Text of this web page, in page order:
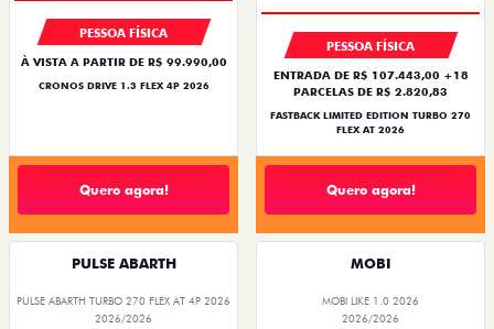
PESSOA FÍSICA
À VISTA A PARTIR DE R$ 99.990,00
CRONOS DRIVE 1.3 FLEX 4P 2026
Quero agora!
PESSOA FÍSICA
ENTRADA DE R$ 107.443,00 +18
PARCELAS DE R$ 2.820,83
FASTBACK LIMITED EDITION TURBO 270
FLEX AT 2026
Quero agora!
PULSE ABARTH
PULSE ABARTH TURBO 270 FLEX AT 4P 2026
2026/2026
MOBI
MOBI LIKE 1.0 2026
2026/2026